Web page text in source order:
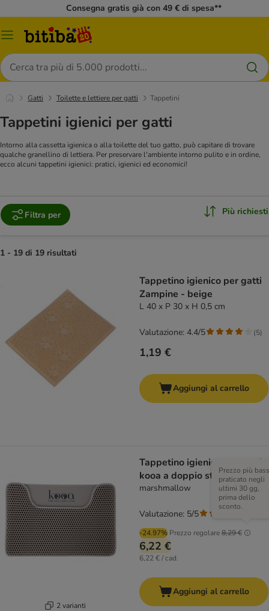
Consegna gratis già con 49 € di spesa**
Overview
Cerca
Gatti Toilette e lettiere per gatti Tappetini
Tappetini igienici per gatti
Intorno alla cassetta igienica o alla toilette del tuo gatto, può capitare di trovare
qualche granellino di lettiera. Per preservare l'ambiente intorno pulito e in ordine,
ecco alcuni tappetini igienici: pratici, igienici ed economici!
Filtra per Più richiesti
1 - 19 di 19 risultati
Tappetino igienico per gatti
Zampine - beige
L 40 x P 30 x H 0,5 cm
1,19 €
Valutazione: 4.4/5 (5)
Aggiungi al carrello
2 varianti
Tappetino igienico per gatti
kooa a doppio strato
marshmallow
-24.97% Prezzo regolare8,29 €
Prezzo più
praticato negli
ultimi 30 gg,
prima dello
sconto.
6,22 €
6,22 € / cad.
Valutazione: 5/5
Aggiungi al carrello